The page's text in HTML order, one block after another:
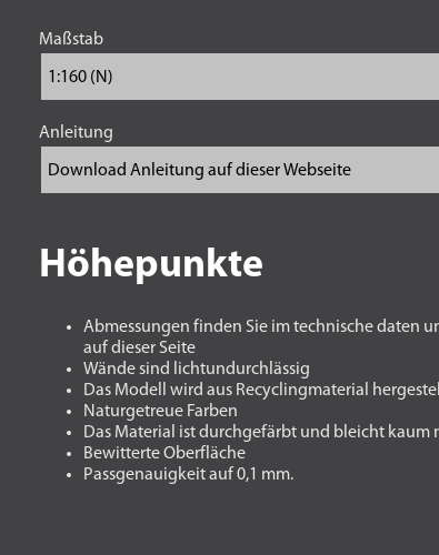
Maßstab
Anleitung
Höhepunkte
Abmessungen finden Sie im technische daten
auf dieser Seite
Wände sind lichtundurchlässig
Das Modell wird aus Recyclingmaterial
Naturgetreue Farben
Das Material ist durchgefärbt und bleicht kaum
Bewitterte Oberfläche
Passgenauigkeit auf 0,1 mm.